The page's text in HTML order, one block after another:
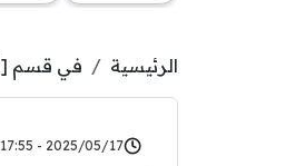
الرئيسية في قسم [
2025/05/17 - 17:55